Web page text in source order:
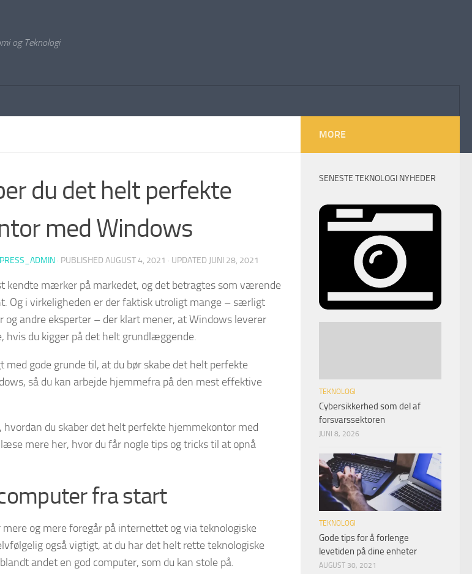
og Teknologi
du det helt perfekte
med Windows
· PUBLISHED AUGUST 4, 2021 · UPDATED JUNI 28, 2021
kendte mærker på markedet, og det betragtes som værende
Og i virkeligheden er der faktisk utroligt mange – særligt
og andre eksperter – der klart mener, at Windows leverer
hvis du kigger på det helt grundlæggende.
med gode grunde til, at du bør skabe det helt perfekte
så du kan arbejde hjemmefra på den mest effektive
hvordan du skaber det helt perfekte hjemmekontor med
mere her, hvor du får nogle tips og tricks til at opnå
fra start
og mere foregår på internettet og via teknologiske
også vigtigt, at du har det helt rette teknologiske
andet en god computer, som du kan stole på.
MORE
SENESTE TEKNOLOGI NYHEDER
TEKNOLOGI
Cybersikkerhed som del af
forsvarssektoren
JUNI 8, 2026
TEKNOLOGI
Gode tips for å forlenge
levetiden på dine enheter
AUGUST 30, 2021